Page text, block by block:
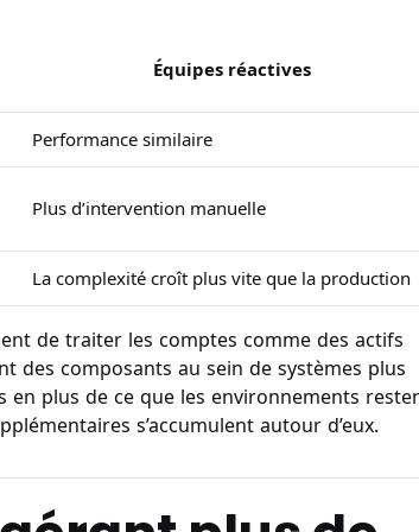
Équipes réactives
Performance similaire
Plus d’intervention manuelle
La complexité croît plus vite que la production
de traiter les comptes comme des actifs
des composants au sein de systèmes plus
en plus de ce que les environnements
s’accumulent autour d’eux.